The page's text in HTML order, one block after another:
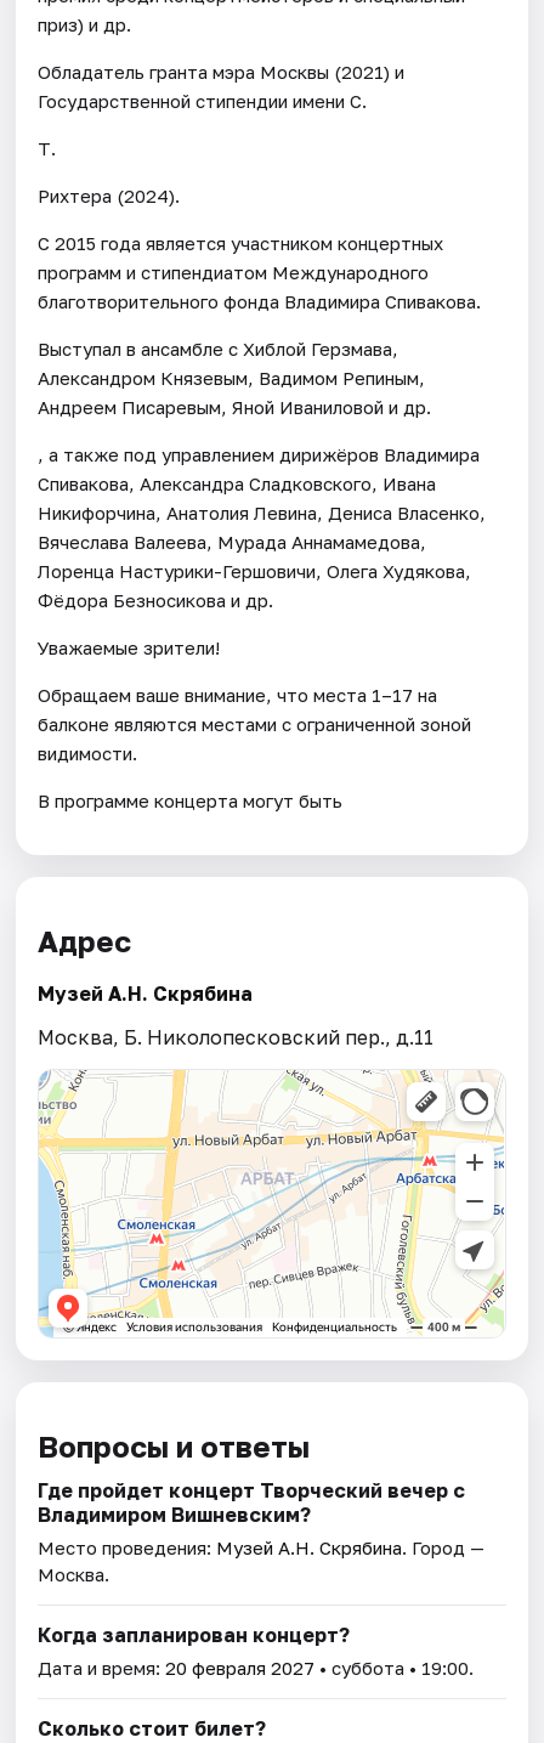
приз) и др.
Обладатель гранта мэра Москвы (2021) и
Государственной стипендии имени С.
Т.
Рихтера (2024).
С 2015 года является участником концертных
программ и стипендиатом Международного
благотворительного фонда Владимира Спивакова.
Выступал в ансамбле с Хиблой Герзмава,
Александром Князевым, Вадимом Репиным,
Андреем Писаревым, Яной Иваниловой и др.
, а также под управлением дирижёров Владимира
Спивакова, Александра Сладковского, Ивана
Никифорчина, Анатолия Левина, Дениса Власенко,
Вячеслава Валеева, Мурада Аннамамедова,
Лоренца Настурики-Гершовичи, Олега Худякова,
Фёдора Безносикова и др.
Уважаемые зрители!
Обращаем ваше внимание, что места 1–17 на
балконе являются местами с ограниченной зоной
видимости.
В программе концерта могут быть
Адрес
Музей А.Н. Скрябина
Москва, Б. Николопесковский пер., д.11
Вопросы и ответы
Где пройдет концерт Творческий вечер с
Владимиром Вишневским?
Место проведения: Музей А.Н. Скрябина. Город —
Москва.
Когда запланирован концерт?
Дата и время:20 февраля 2027 • суббота • 19:00.
Сколько стоит билет?